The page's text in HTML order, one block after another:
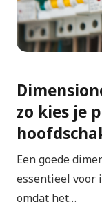
zo kies je
Een goede
essentieel voor
omdat het…